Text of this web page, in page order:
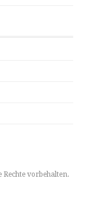
vorbehalten.